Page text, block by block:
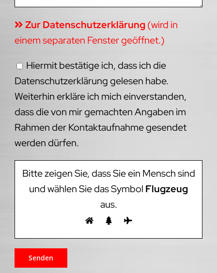
Zur Datenschutzerklärung(wird in
einem separaten Fenster geöffnet.)
Hiermit bestätige ich, dass ich die
Datenschutzerklärung gelesen habe.
Weiterhin erkläre ich mich einverstanden,
dass die von mir gemachten Angaben im
Rahmen der Kontaktaufnahme gesendet
werden dürfen.
Bitte zeigen Sie, dass Sie ein Mensch sind
und wählen Sie das Symbol Flugzeug
aus.